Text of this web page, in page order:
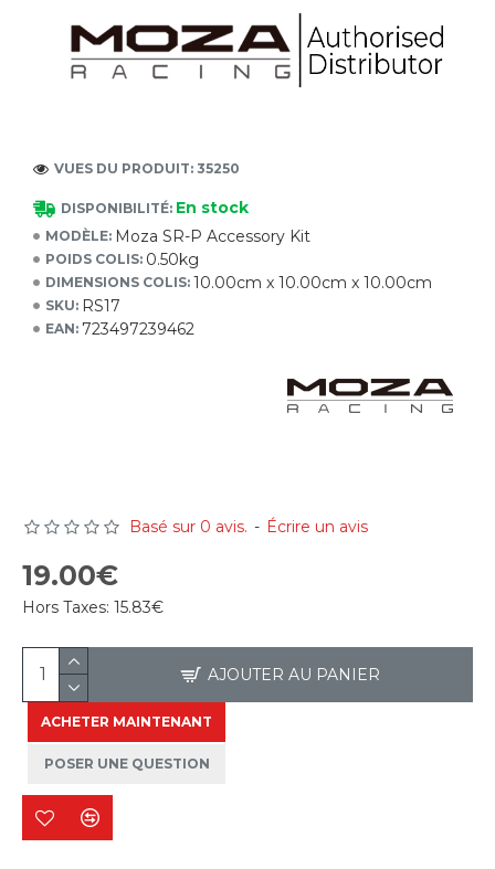
DISPONIBILITÉ: En stock
MODÈLE: Moza SR-P Accessory Kit
POIDS COLIS: 0.50kg
DIMENSIONS COLIS: 10.00cm x 10.00cm x 10.00cm
SKU: RS17
EAN: 723497239462
VUES DU PRODUIT: 35250
Basé sur 0 avis. - Écrire un avis
19.00€
Hors Taxes: 15.83€
AJOUTER AU PANIER
ACHETER MAINTENANT
POSER UNE QUESTION